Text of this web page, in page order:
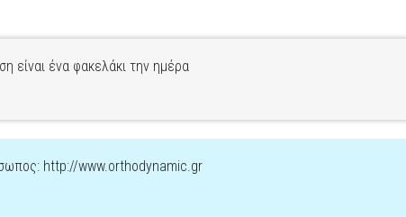
είναι ένα φακελάκι την ημέρα
http://www.orthodynamic.gr